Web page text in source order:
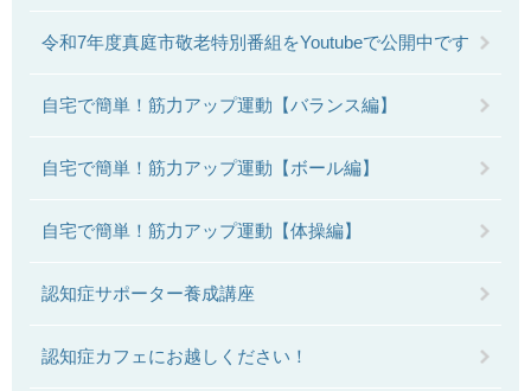
令和7年度真庭市敬老特別番組をYoutubeで公開中です
自宅で簡単！筋力アップ運動【バランス編】
自宅で簡単！筋力アップ運動【ボール編】
自宅で簡単！筋力アップ運動【体操編】
認知症サポーター養成講座
認知症カフェにお越しください！